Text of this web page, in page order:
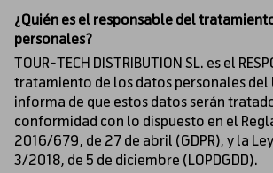
¿Quién es el responsable del
personales?
TOUR-TECH DISTRIBUTION SL. es el
tratamiento de los datos personales del
informa de que estos datos serán
conformidad con lo dispuesto en el
2016/679, de 27 de abril (GDPR), y la
3/2018, de 5 de diciembre (LOPDGDD).